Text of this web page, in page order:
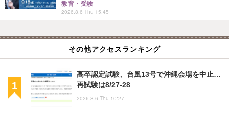
教育・受験
2026.8.6 Thu 15:45
その他アクセスランキング
高卒認定試験、台風13号で沖縄会場を中止…
再試験は8/27-28
2026.8.6 Thu 10:27